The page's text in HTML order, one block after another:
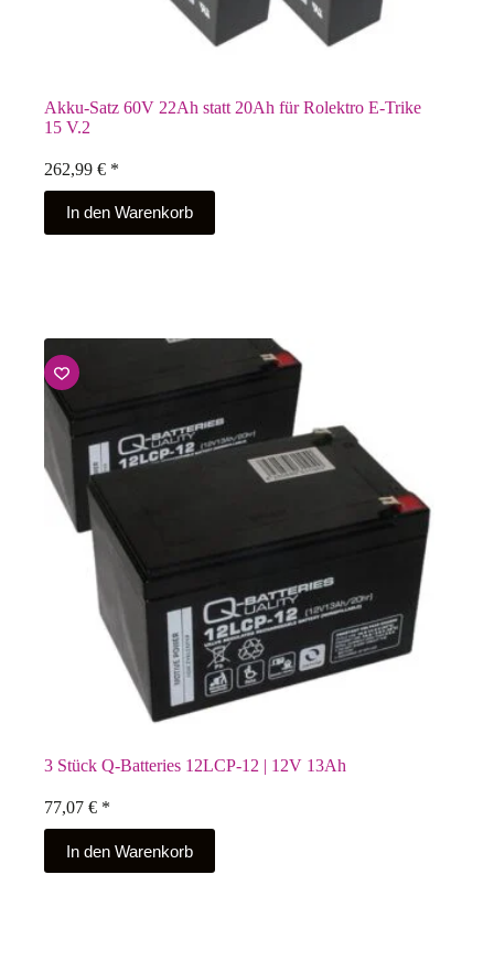
Akku-Satz 60V 22Ah statt 20Ah für Rolektro E-Trike
15 V.2
262,99 € *
In den Warenkorb
3 Stück Q-Batteries 12LCP-12 | 12V 13Ah
77,07 € *
In den Warenkorb